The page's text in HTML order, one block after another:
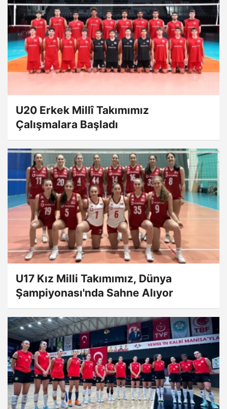
U20 Erkek Millî Takımımız
Çalışmalara Başladı
U17 Kız Milli Takımımız, Dünya
Şampiyonası'nda Sahne Alıyor